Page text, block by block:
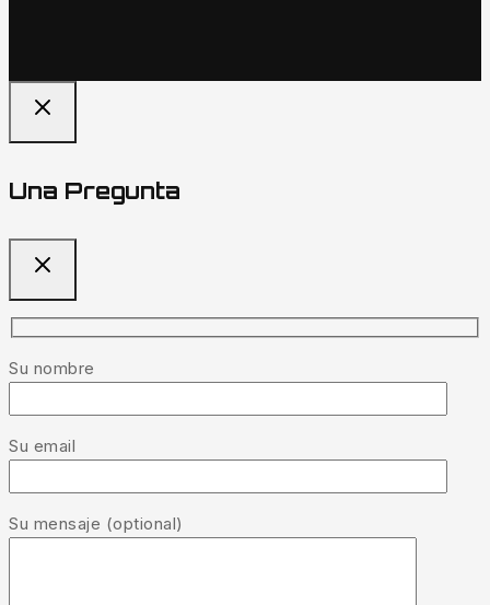
Una Pregunta
Su nombre
Su email
Su mensaje (optional)